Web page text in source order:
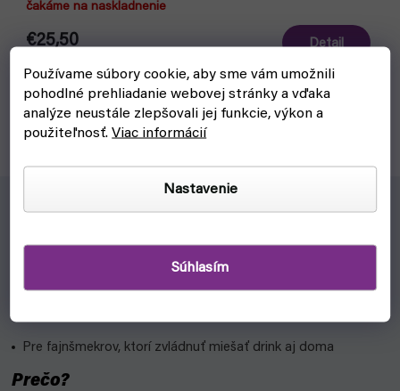
Používame súbory cookie, aby sme vám umožnili
pohodlné prehliadanie webovej stránky a vďaka
analýze neustále zlepšovali jej funkcie, výkon a
použiteľnosť.Viac informácií
Nastavenie
Súhlasím
čakáme na naskladnenie
€25,50 Detail
Praktická barmanská pomôcka - tréningová, vysokokvalitná
plastová fľaša s potlačou Malibu. Trénujte svoje barmanské
triky bez rozbitia skla.
Pre barmanov, ktorí chcú machrovať za barom
doma
Pre fajnšmekrov, ktorí zvládnuť miešať drink aj doma
Prečo?